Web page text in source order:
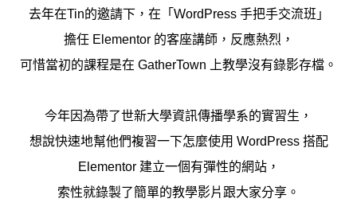
去年在Tin的邀請下，在「WordPress 手把手交流班」
擔任 Elementor 的客座講師，反應熱烈，
可惜當初的課程是在 GatherTown 上教學沒有錄影存檔。
今年因為帶了世新大學資訊傳播學系的實習生，
想說快速地幫他們複習一下怎麼使用 WordPress 搭配
Elementor 建立一個有彈性的網站，
索性就錄製了簡單的教學影片跟大家分享。